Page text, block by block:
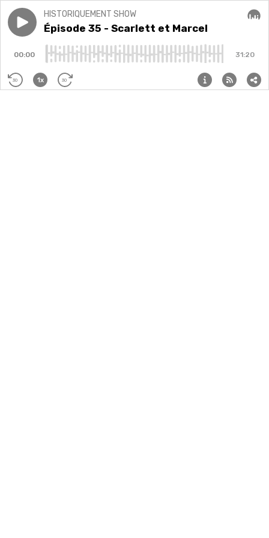
Play episodeÉpisode 35 - Scarlett et Marcel
HISTORIQUEMENT SHOW
Épisode 35 - Scarlett et Marcel
00:00 31:20
30 1x 30